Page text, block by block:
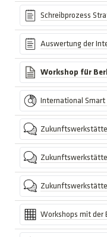
Schreibprozess
Auswertung der
Workshop für
International Smart
Workshops mit der